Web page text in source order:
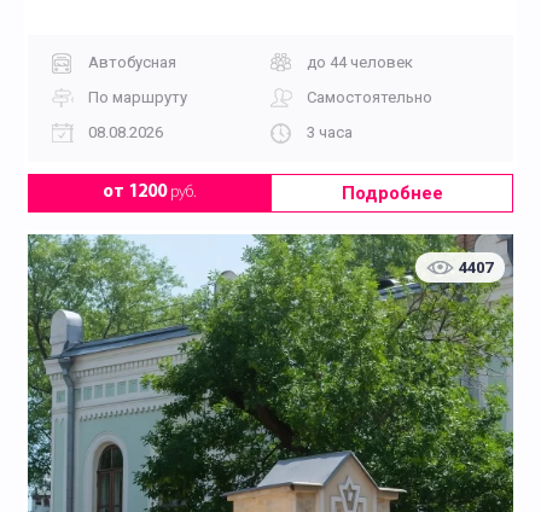
Автобусная
до 44 человек
По маршруту
Самостоятельно
08.08.2026
3 часа
от 1200руб. Подробнее
4407